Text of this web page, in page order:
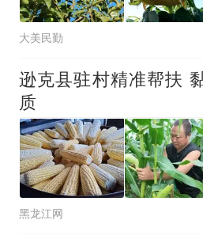
大美民勤
逊克县驻村精准帮扶
质
黑龙江网